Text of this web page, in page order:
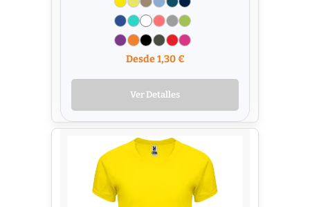
Desde 1,30 €
Ver Detalles